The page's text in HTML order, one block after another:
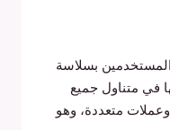
بسلاسة
في متناول جميع
وعملات متعددة، وهو